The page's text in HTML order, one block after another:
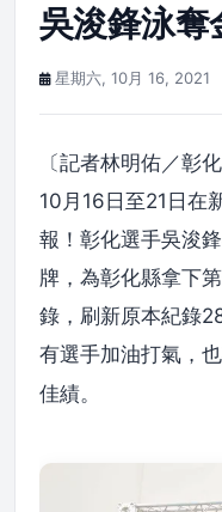
吳浚鋒泳奪
星期六, 10月 16, 2021
〔記者林明佑／彰
10月16日至21日在
報！彰化選手吳浚
牌，為彰化縣拿下
錄，刷新原本紀錄
有選手加油打氣 ，
佳績。